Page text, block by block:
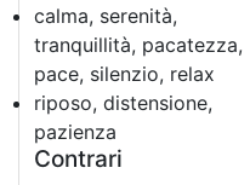
calma, serenità,
tranquillità, pacatezza,
pace, silenzio, relax
riposo, distensione,
pazienza
Contrari